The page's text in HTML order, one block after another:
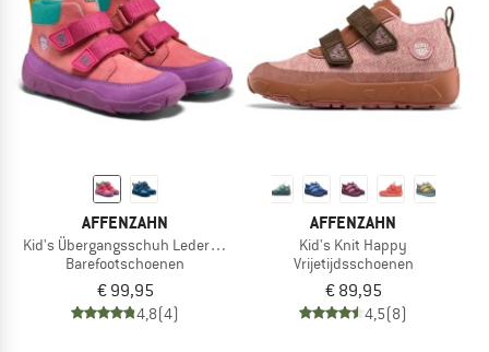
AFFENZAHN
Kid's Übergangsschuh Leder Friendy
Barefootschoenen
€ 99,95
4,8(4)
AFFENZAHN
Kid's Knit Happy
Vrijetijdsschoenen
€ 89,95
4,5(8)